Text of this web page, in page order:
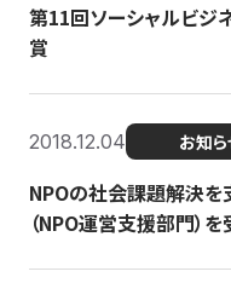
第11回ソーシャルビジ
賞
2018.12.04 お知ら
NPOの社会課題解決を
（NPO運営支援部門）